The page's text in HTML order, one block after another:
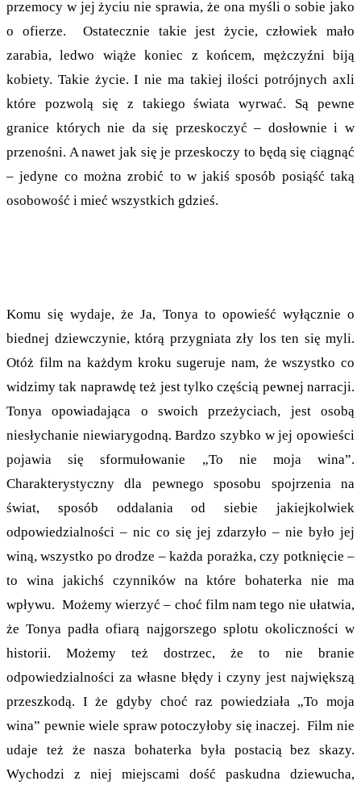
przemocy w jej życiu nie sprawia, że ona myśli o sobie jako
o ofierze. Ostatecznie takie jest życie, człowiek mało
zarabia, ledwo wiąże koniec z końcem, mężczyźni biją
kobiety. Takie życie. I nie ma takiej ilości potrójnych axli
które pozwolą się z takiego świata wyrwać. Są pewne
granice których nie da się przeskoczyć – dosłownie i w
przenośni. A nawet jak się je przeskoczy to będą się ciągnąć
– jedyne co można zrobić to w jakiś sposób posiąść taką
osobowość i mieć wszystkich gdzieś.
Komu się wydaje, że Ja, Tonya to opowieść wyłącznie o
biednej dziewczynie, którą przygniata zły los ten się myli.
Otóż film na każdym kroku sugeruje nam, że wszystko co
widzimy tak naprawdę też jest tylko częścią pewnej narracji.
Tonya opowiadająca o swoich przeżyciach, jest osobą
niesłychanie niewiarygodną. Bardzo szybko w jej opowieści
pojawia się sformułowanie „To nie moja wina”.
Charakterystyczny dla pewnego sposobu spojrzenia na
świat, sposób oddalania od siebie jakiejkolwiek
odpowiedzialności – nic co się jej zdarzyło – nie było jej
winą, wszystko po drodze – każda porażka, czy potknięcie –
to wina jakichś czynników na które bohaterka nie ma
wpływu. Możemy wierzyć – choć film nam tego nie ułatwia,
że Tonya padła ofiarą najgorszego splotu okoliczności w
historii. Możemy też dostrzec, że to nie branie
odpowiedzialności za własne błędy i czyny jest największą
przeszkodą. I że gdyby choć raz powiedziała „To moja
wina” pewnie wiele spraw potoczyłoby się inaczej. Film nie
udaje też że nasza bohaterka była postacią bez skazy.
Wychodzi z niej miejscami dość paskudna dziewucha,